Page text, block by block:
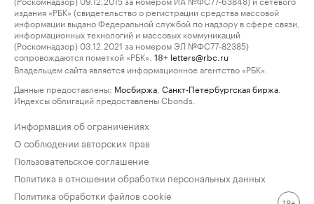
издания «РБК» (свидетельство о регистрации средства массовой
информации выдано Федеральной службой по надзору в сфере связи,
информационных технологий и массовых коммуникаций
(Роскомнадзор) 03.12.2021 за номером ЭЛ №ФС77-82385)
сопровождаются пометкой «РБК».
18+ letters@rbc.ru
Владельцем сайта является информационное агентство «РБК».
Данные предоставлены: Мосбиржа Санкт-Петербургская биржа
Индексы облигаций предоставлены Cbonds.
Информация об ограничениях
О соблюдении авторских прав
Пользовательское соглашение
Политика в отношении обработки персональных данных
Политика обработки файлов cookie